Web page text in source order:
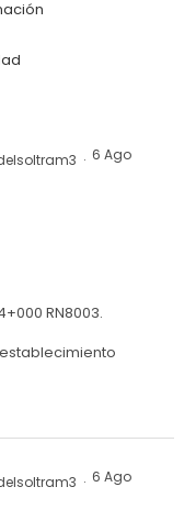
· 6 Ago
RN8003.
· 6 Ago